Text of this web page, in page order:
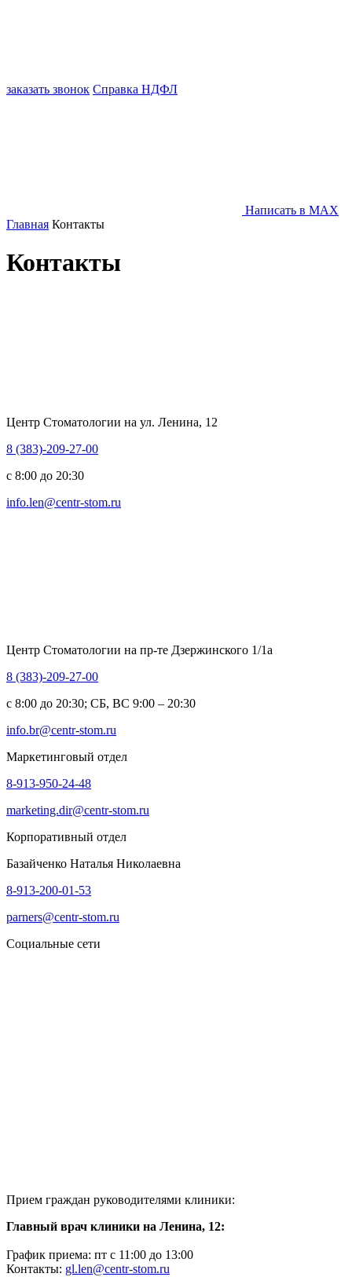
заказать звонок Справка НДФЛ
Написать в MAX
Главная Контакты
Контакты
Центр Стоматологии на ул. Ленина, 12
8 (383)-209-27-00
c 8:00 до 20:30
info.len@centr-stom.ru
Центр Стоматологии на пр-те Дзержинского 1/1а
8 (383)-209-27-00
c 8:00 до 20:30; СБ, ВС 9:00 – 20:30
info.br@centr-stom.ru
Маркетинговый отдел
8-913-950-24-48
marketing.dir@centr-stom.ru
Корпоративный отдел
Базайченко Наталья Николаевна
8-913-200-01-53
parners@centr-stom.ru
Социальные сети
Прием граждан руководителями клиники:
Главный врач клиники на Ленина, 12:
График приема: пт с 11:00 до 13:00
Контакты: gl.len@centr-stom.ru